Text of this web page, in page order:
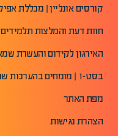
קורסים אונליין | מכללת
חוות דעת והמלצות תלמידים
האירגון לקידום והעשרת
בסט-1 | מומחים בהערכות שווי ופיננסים
מפת האתר
הצהרת נגישות